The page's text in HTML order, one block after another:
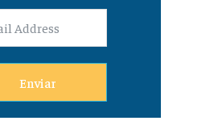
Enviar